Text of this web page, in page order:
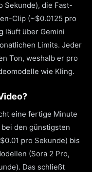
Sekunde), die Fast-
Clip (~$0.0125 pro
läuft über Gemini
Limits. Jeder
Ton, weshalb er pro
wie Kling.
eine fertige Minute
den günstigsten
pro Sekunde) bis
(Sora 2 Pro,
Das schließt